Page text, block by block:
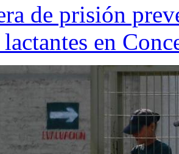
de prisión
en